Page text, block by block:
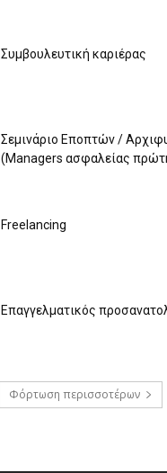
Συμβουλευτική καριέρας
Σεμινάριο Εποπτών /
(Managers ασφαλείας
Freelancing
Επαγγελματικός
Φόρτωση περισσοτέρων